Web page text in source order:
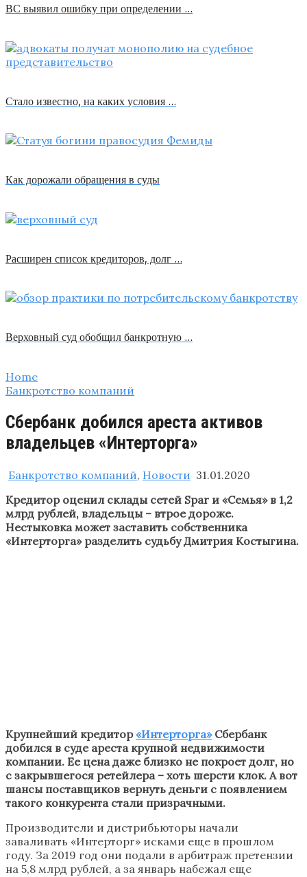
ВС выявил ошибку при определении …
Стало известно, на каких условия …
Как дорожали обращения в суды
Расширен список кредиторов, долг …
Верховный суд обобщил банкротную …
Home
Банкротство компаний
Сбербанк добился ареста активов
владельцев «Интерторга»
Банкротство компаний, Новости 31.01.2020
Кредитор оценил склады сетей Spar и «Семья» в 1,2
млрд рублей, владельцы – втрое дороже.
Нестыковка может заставить собственника
«Интерторга» разделить судьбу Дмитрия Костыгина.
Крупнейший кредитор«Интерторга»Сбербанк
добился в суде ареста крупной недвижимости
компании. Ее цена даже близко не покроет долг, но
с закрывшегося ретейлера – хоть шерсти клок. А вот
шансы поставщиков вернуть деньги с появлением
такого конкурента стали призрачными.
Производители и дистрибьюторы начали
заваливать «Интерторг» исками еще в прошлом
году. За 2019 год они подали в арбитраж претензии
на 5,8 млрд рублей, а за январь набежал еще